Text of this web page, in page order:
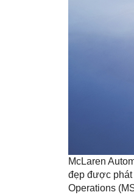
McLaren
đẹp được phát
Operations